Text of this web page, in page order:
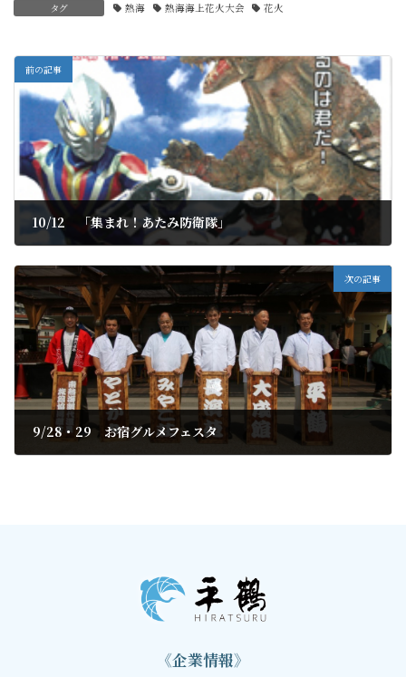
タグ 熱海 熱海海上花火大会 花火
前の記事
10/12 「集まれ！あたみ防衛隊」
次の記事
9/28・29 お宿グルメフェスタ
《企業情報》